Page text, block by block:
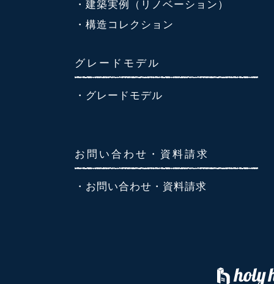
・建築実例（リノベーション）
・構造コレクション
グレードモデル
・グレードモデル
お問い合わせ・資料請求
・お問い合わせ・資料請求